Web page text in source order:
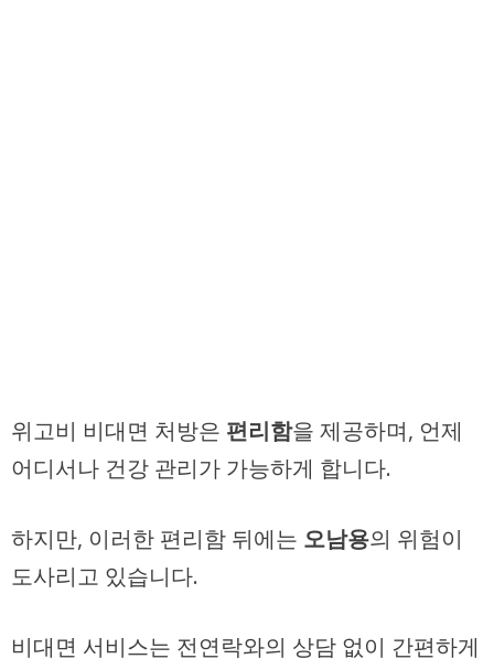
위고비 비대면 처방은 편리함을 제공하며, 언제
어디서나 건강 관리가 가능하게 합니다.
하지만, 이러한 편리함 뒤에는 오남용의 위험이
도사리고 있습니다.
비대면 서비스는 전연락와의 상담 없이 간편하게